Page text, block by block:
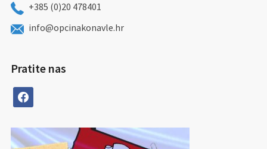
+385 (0)20 478401
info@opcinakonavle.hr
Pratite nas
facebook